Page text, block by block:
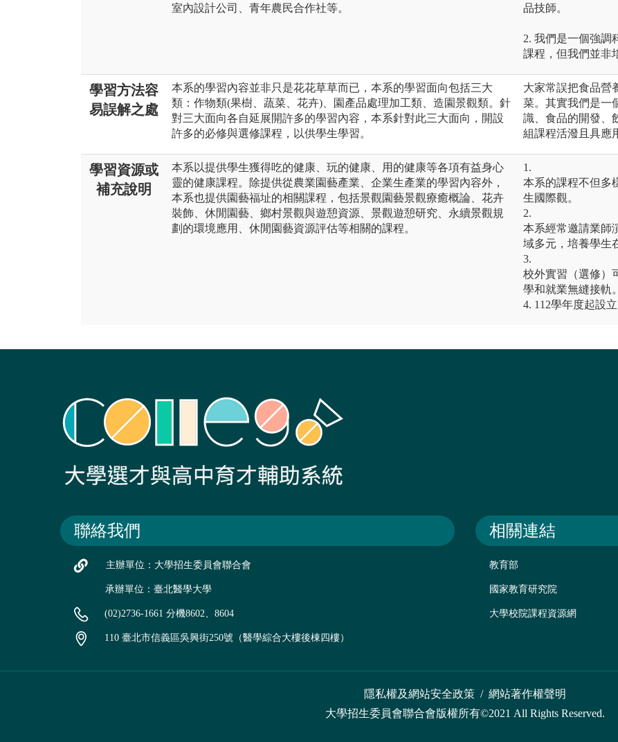
室內設計公司、青年農民合作社等。
品技師。
2. 我們是一個強調
課程，但我們並非
學習方法容
易誤解之處
本系的學習內容並非只是花花草草而已，本系的學習面向包括三大
類：作物類(果樹、蔬菜、花卉)、園產品處理加工類、造園景觀類。針
對三大面向各自延展開許多的學習內容，本系針對此三大面向，開設
許多的必修與選修課程，以供學生學習。
大家常誤把食品營
菜。其實我們是一
識、食品的開發、
組課程活潑且具應
學習資源或
補充說明
本系以提供學生獲得吃的健康、玩的健康、用的健康等各項有益身心
靈的健康課程。除提供從農業園藝產業、企業生產業的學習內容外，
本系也提供園藝福址的相關課程，包括景觀園藝景觀療癒概論、花卉
裝飾、休閒園藝、鄉村景觀與遊憩資源、景觀遊憩研究、永續景觀規
劃的環境應用、休閒園藝資源評估等相關的課程。
1.
本系的課程不但多
生國際觀。
2.
本系經常邀請業師
域多元，培養學生
3.
校外實習（選修）
學和就業無縫接軌。
4. 112學年度起設
聯絡我們
主辦單位：大學招生委員會聯合會
承辦單位：臺北醫學大學
(02)2736-1661 分機8602、8604
110 臺北市信義區吳興街250號（醫學綜合大樓後棟四樓）
相關連結
教育部
國家教育研究院
大學校院課程資源網
隱私權及網站安全政策 / 網站著作權聲明
大學招生委員會聯合會版權所有©2021 All Rights Reserved.